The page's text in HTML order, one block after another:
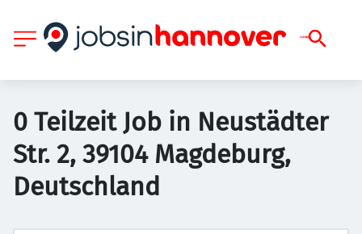
0 Teilzeit Job in Neustädter
Str. 2, 39104 Magdeburg,
Deutschland